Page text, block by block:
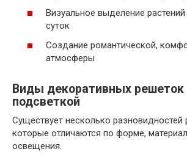
Визуальное выделение
суток
Создание романтической,
атмосферы
Виды декоративных решеток
подсветкой
Существует несколько разновидностей
которые отличаются по форме,
освещения.